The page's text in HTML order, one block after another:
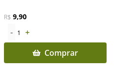
R$ 9,90
- 1
+
Comprar